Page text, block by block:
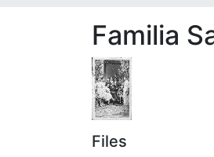
Familia
Files